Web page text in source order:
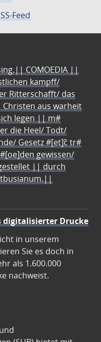
Feed
COMOEDIA ||
kampff/
Ritterschafft/ das
aus warheit
legen || m#
die Heel/ Todt/
Gesetz #[et]c̃ tr#
gewissen/
|| durch
digitalisierter Drucke
in unserem
Sie es doch in
als 1.600.000
nachweist.